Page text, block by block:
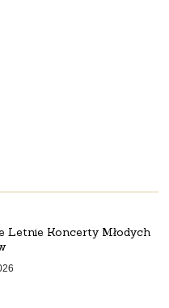
Letnie Koncerty Młodych